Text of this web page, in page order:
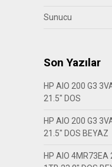
Sunucu
Son Yazılar
HP AIO 200 G3
21.5″ DOS
HP AIO 200 G3
21.5″ DOS BEYAZ
HP AIO